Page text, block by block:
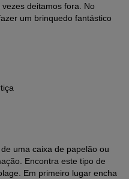
deitamos fora. No
um brinquedo fantástico
uma caixa de papelão ou
Encontra este tipo de
Em primeiro lugar encha